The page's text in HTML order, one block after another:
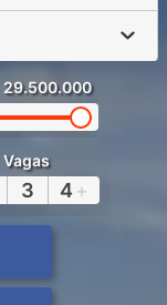
29.500.000
Vagas
3 4 +